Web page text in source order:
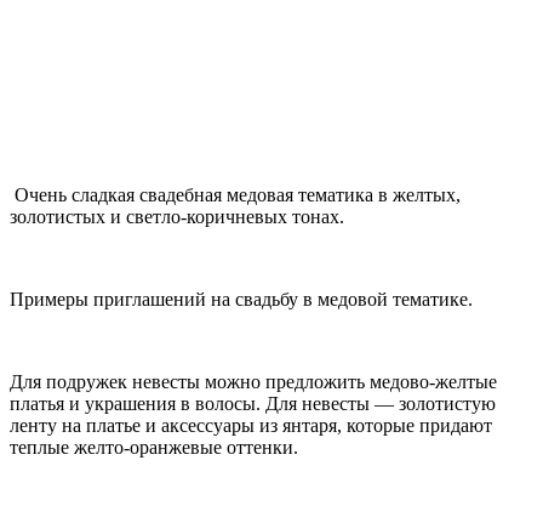
Очень сладкая свадебная медовая тематика в желтых,
золотистых и светло-коричневых тонах.
Примеры приглашений на свадьбу в медовой тематике.
Для подружек невесты можно предложить медово-желтые
платья и украшения в волосы. Для невесты — золотистую
ленту на платье и аксессуары из янтаря, которые придают
теплые желто-оранжевые оттенки.